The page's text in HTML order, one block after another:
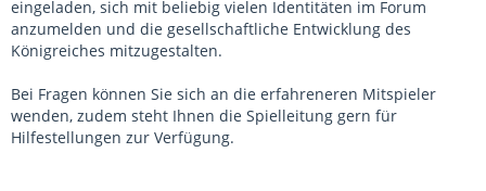
eingeladen, sich mit beliebig vielen Identitäten im Forum
anzumelden und die gesellschaftliche Entwicklung des
Königreiches mitzugestalten.
Bei Fragen können Sie sich an die erfahreneren Mitspieler
wenden, zudem steht Ihnen die Spielleitung gern für
Hilfestellungen zur Verfügung.